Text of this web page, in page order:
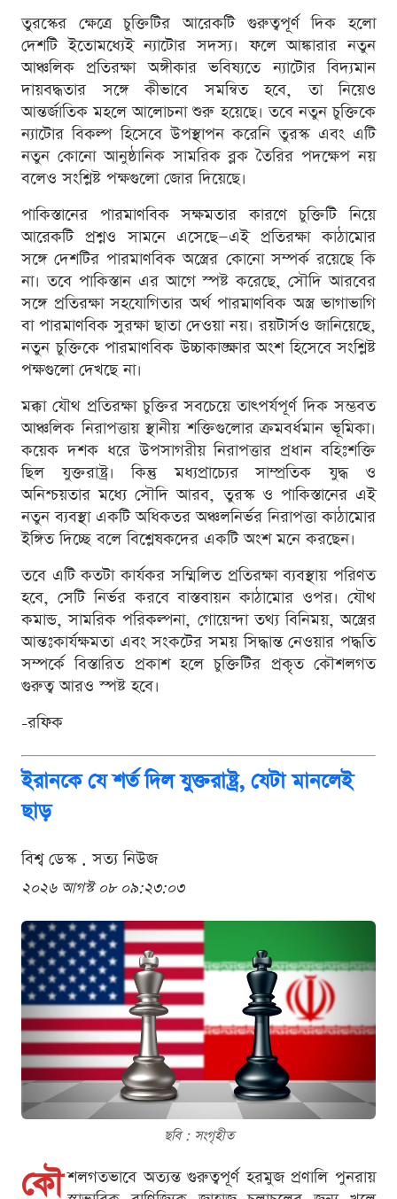
তুরস্কের ক্ষেত্রে চুক্তিটির আরেকটি গুরুত্বপূর্ণ দিক হলো
দেশটি ইতোমধ্যেই ন্যাটোর সদস্য। ফলে আঙ্কারার নতুন
আঞ্চলিক প্রতিরক্ষা অঙ্গীকার ভবিষ্যতে ন্যাটোর বিদ্যমান
দায়বদ্ধতার সঙ্গে কীভাবে সমন্বিত হবে, তা নিয়েও
আন্তর্জাতিক মহলে আলোচনা শুরু হয়েছে। তবে নতুন চুক্তিকে
ন্যাটোর বিকল্প হিসেবে উপস্থাপন করেনি তুরস্ক এবং এটি
নতুন কোনো আনুষ্ঠানিক সামরিক ব্লক তৈরির পদক্ষেপ নয়
বলেও সংশ্লিষ্ট পক্ষগুলো জোর দিয়েছে।
পাকিস্তানের পারমাণবিক সক্ষমতার কারণে চুক্তিটি নিয়ে
আরেকটি প্রশ্নও সামনে এসেছে—এই প্রতিরক্ষা কাঠামোর
সঙ্গে দেশটির পারমাণবিক অস্ত্রের কোনো সম্পর্ক রয়েছে কি
না। তবে পাকিস্তান এর আগে স্পষ্ট করেছে, সৌদি আরবের
সঙ্গে প্রতিরক্ষা সহযোগিতার অর্থ পারমাণবিক অস্ত্র ভাগাভাগি
বা পারমাণবিক সুরক্ষা ছাতা দেওয়া নয়। রয়টার্সও জানিয়েছে,
নতুন চুক্তিকে পারমাণবিক উচ্চাকাঙ্ক্ষার অংশ হিসেবে সংশ্লিষ্ট
পক্ষগুলো দেখছে না।
মক্কা যৌথ প্রতিরক্ষা চুক্তির সবচেয়ে তাৎপর্যপূর্ণ দিক সম্ভবত
আঞ্চলিক নিরাপত্তায় স্থানীয় শক্তিগুলোর ক্রমবর্ধমান ভূমিকা।
কয়েক দশক ধরে উপসাগরীয় নিরাপত্তার প্রধান বহিঃশক্তি
ছিল যুক্তরাষ্ট্র। কিন্তু মধ্যপ্রাচ্যের সাম্প্রতিক যুদ্ধ ও
অনিশ্চয়তার মধ্যে সৌদি আরব, তুরস্ক ও পাকিস্তানের এই
নতুন ব্যবস্থা একটি অধিকতর অঞ্চলনির্ভর নিরাপত্তা কাঠামোর
ইঙ্গিত দিচ্ছে বলে বিশ্লেষকদের একটি অংশ মনে করছেন।
তবে এটি কতটা কার্যকর সম্মিলিত প্রতিরক্ষা ব্যবস্থায় পরিণত
হবে, সেটি নির্ভর করবে বাস্তবায়ন কাঠামোর ওপর। যৌথ
কমান্ড, সামরিক পরিকল্পনা, গোয়েন্দা তথ্য বিনিময়, অস্ত্রের
আন্তঃকার্যক্ষমতা এবং সংকটের সময় সিদ্ধান্ত নেওয়ার পদ্ধতি
সম্পর্কে বিস্তারিত প্রকাশ হলে চুক্তিটির প্রকৃত কৌশলগত
গুরুত্ব আরও স্পষ্ট হবে।
-রফিক
ইরানকে যে শর্ত দিল যুক্তরাষ্ট্র, যেটা মানলেই
ছাড়
বিশ্ব ডেস্ক . সত্য নিউজ
২০২৬ আগস্ট ০৮ ০৯:২৩:০৩
ছবি : সংগৃহীত
কৌ শলগতভাবে অত্যন্ত গুরুত্বপূর্ণ হরমুজ প্রণালি পুনরায়